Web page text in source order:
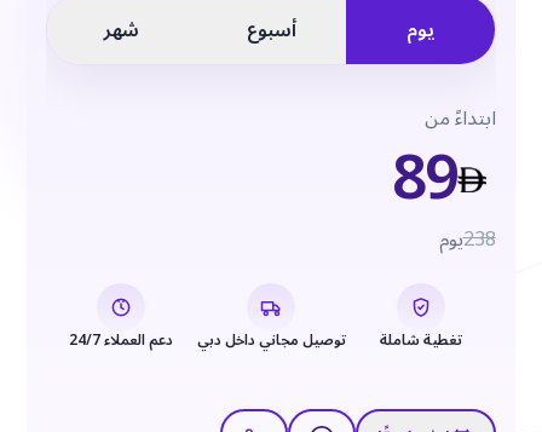
يوم أسبوع شهر
ابتداءً من89238يوم
تغطية شاملة توصيل مجاني داخل دبي دعم العملاء 24/7